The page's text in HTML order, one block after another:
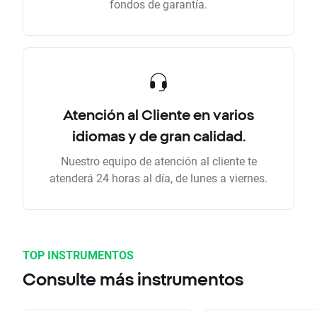
fondos de garantía.
Atención al Cliente en varios
idiomas y de gran calidad.
Nuestro equipo de atención al cliente te
atenderá 24 horas al día, de lunes a viernes.
TOP INSTRUMENTOS
Consulte más instrumentos